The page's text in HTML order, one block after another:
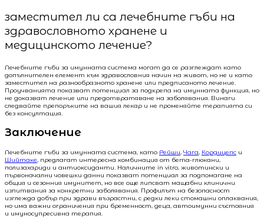
заместител ли са лечебните гъби на
здравословното хранене и
медицинското лечение?
Лечебните гъби за имунната система могат да се разглеждат като
допълнителен елемент към здравословния начин на живот, но не и като
заместител на разнообразното хранене или предписаното лечение.
Проучванията показват потенциал за подкрепа на имунната функция, но
не доказват лечение или предотвратяване на заболявания. Винаги
следвайте препоръките на вашия лекар и не променяйте терапията си
без консултация.
Заключение
Лечебните гъби за имунната система, като Рейши, Чага, Кордицепс и
Шийтаке, предлагат интересна комбинация от бета-глюкани,
полизахариди и антиоксиданти. Наличните in vitro, животински и
първоначални човешки данни показват потенциал за подпомагане на
общия и сезонния имунитет, но все още липсват мащабни клинични
изпитвания за конкретни заболявания. Профилът на безопасност
изглежда добър при здрави възрастни, с редки леки стомашни оплаквания,
но има важни ограничения при бременност, деца, автоимунни състояния
и имуносупресивна терапия.